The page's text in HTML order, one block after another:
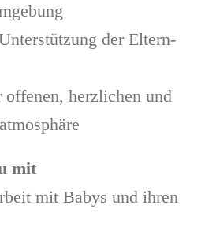
der Eltern-
offenen, herzlichen und
mit
mit Babys und ihren